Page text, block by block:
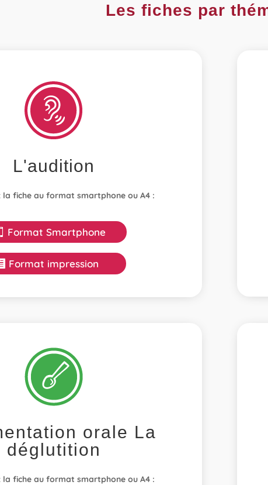
Les fiches par
L'audition
la fiche au format smartphone ou A4 :
Format Smartphone
Format impression
orale La
déglutition
la fiche au format smartphone ou A4 :